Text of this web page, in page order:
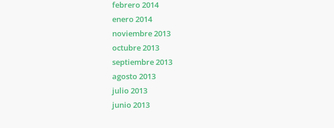
febrero 2014
enero 2014
noviembre 2013
octubre 2013
septiembre 2013
agosto 2013
julio 2013
junio 2013